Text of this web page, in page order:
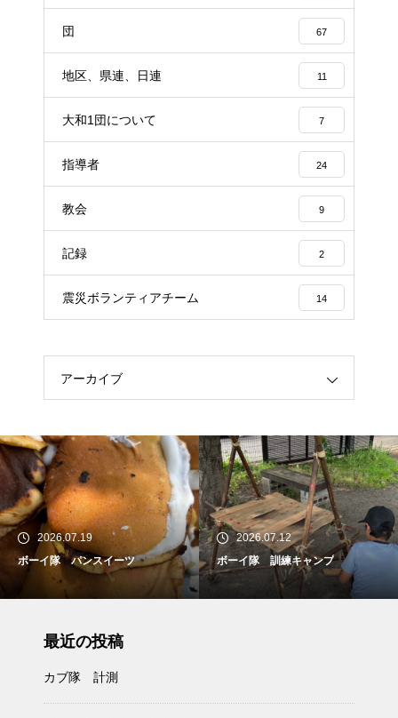
団 67
地区、県連、日連 11
大和1団について 7
指導者 24
教会 9
記録 2
震災ボランティアチーム 14
アーカイブ
2026.07.19
ボーイ隊 パンスイーツ
2026.07.12
ボーイ隊 訓練キャンプ
最近の投稿
カブ隊 計測